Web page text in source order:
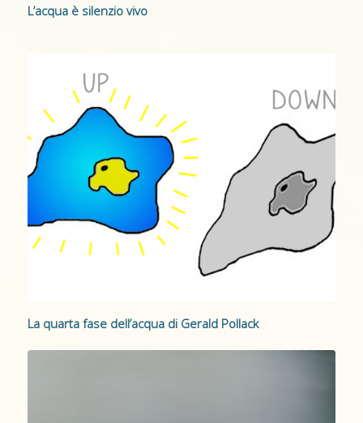
L’acqua è silenzio vivo
La quarta fase dell’acqua di Gerald Pollack